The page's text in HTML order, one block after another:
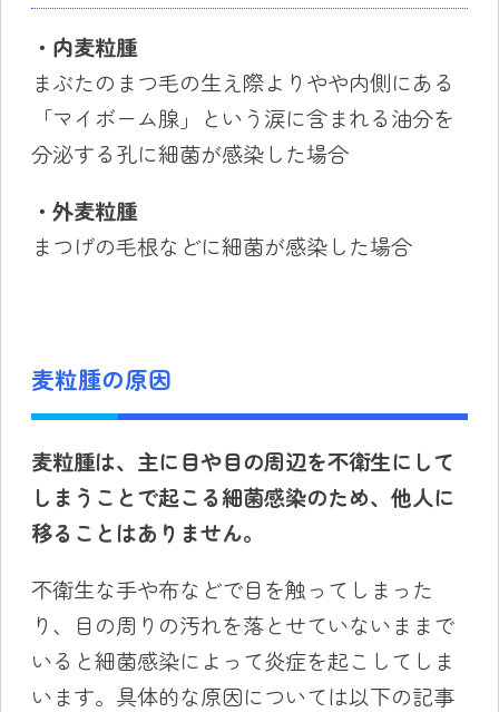
・内麦粒腫
まぶたのまつ毛の生え際よりやや内側にある
「マイボーム腺」という涙に含まれる油分を
分泌する孔に細菌が感染した場合
・外麦粒腫
まつげの毛根などに細菌が感染した場合
麦粒腫の原因
麦粒腫は、主に目や目の周辺を不衛生にして
しまうことで起こる細菌感染のため、他人に
移ることはありません。
不衛生な手や布などで目を触ってしまった
り、目の周りの汚れを落とせていないままで
いると細菌感染によって炎症を起こしてしま
います。具体的な原因については以下の記事